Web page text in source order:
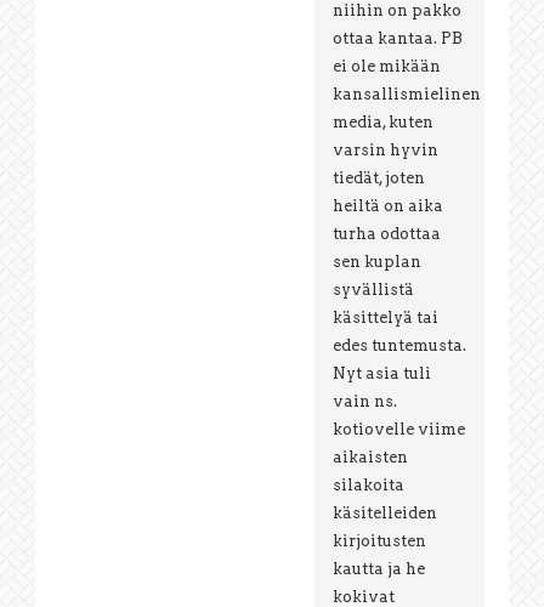
niihin on pakko
ottaa kantaa. PB
ei ole mikään
kansallismielinen
media, kuten
varsin hyvin
tiedät, joten
heiltä on aika
turha odottaa
sen kuplan
syvällistä
käsittelyä tai
edes tuntemusta.
Nyt asia tuli
vain ns.
kotiovelle viime
aikaisten
silakoita
käsitelleiden
kirjoitusten
kautta ja he
kokivat